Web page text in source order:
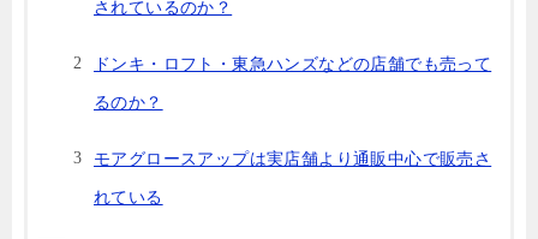
されているのか？
ドンキ・ロフト・東急ハンズなどの店舗でも売って
るのか？
モアグロースアップは実店舗より通販中心で販売さ
れている